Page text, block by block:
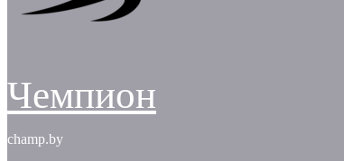
Чемпион
champ.by